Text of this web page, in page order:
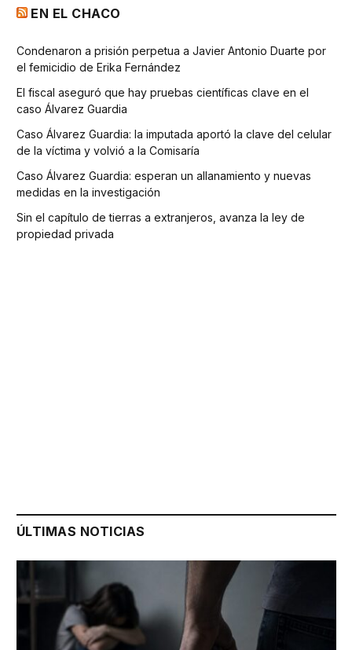
EN EL CHACO
Condenaron a prisión perpetua a Javier Antonio Duarte por
el femicidio de Erika Fernández
El fiscal aseguró que hay pruebas científicas clave en el
caso Álvarez Guardia
Caso Álvarez Guardia: la imputada aportó la clave del celular
de la víctima y volvió a la Comisaría
Caso Álvarez Guardia: esperan un allanamiento y nuevas
medidas en la investigación
Sin el capítulo de tierras a extranjeros, avanza la ley de
propiedad privada
ÚLTIMAS NOTICIAS